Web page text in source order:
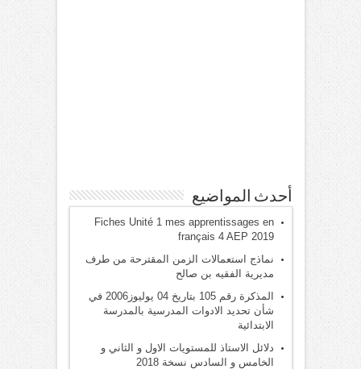
أحدث المواضيع
Fiches Unité 1 mes apprentissages en
français 4 AEP 2019
نماذج استعمالات الزمن المقترحة من طرف
مديرية الفقيه بن صالح
المذكرة رقم 105 بتاريخ 04 يوليوز2006 في
شأن تحديد الادوات المدرسية بالمدرسة
الابتدائية
دلائل الاستاذ للمستويات الاول و الثاني و
الخامس و السادس نسخة 2018